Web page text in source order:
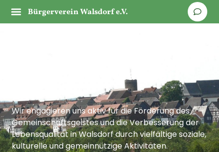
Bürgerverein Walsdorf e.V.
Bürgerverein Walsdorf
e.V.
Wir engagieren uns aktiv für die Förderung des
Gemeinschaftsgeistes und die Verbesserung der
Lebensqualität in Walsdorf durch vielfältige soziale,
kulturelle und gemeinnützige Aktivitäten.